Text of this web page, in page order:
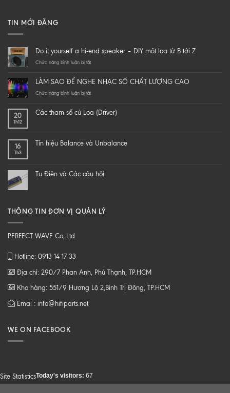
TIN MỚI ĐĂNG
Do it yourself a hi-end speaker – DIY một loa từ B tới Z
Chức năng bình luận bị tắtở
yourself
a
speaker
loa
Z
LÀM SAO ĐỂ NGHE NHẠC SỐ CHẤT LƯỢNG CAO
Chức năng bình luận bị tắtở
ĐỂ
CHẤT
20
Th12
Các tham số củ Loa (Driver)
16
Th3
Tín hiệu Balance và Unbalance
Tụ Điện và Các câu hỏi
THÔNG TIN ĐƠN VỊ QUẢN LÝ
PERFECT WAVE Co,.Ltd
Hotline: 0913 14 17 33
Địa chỉ: 290/7 Phan Anh, Phú Thạnh, TP.HCM
Kho hàng: 551/9 Hương Lộ 2,Bình Trị Đông, TP.HCM
Emai : info@hifiparts.net
WE ON FACEBOOK
Site StatisticsToday's visitors: 67